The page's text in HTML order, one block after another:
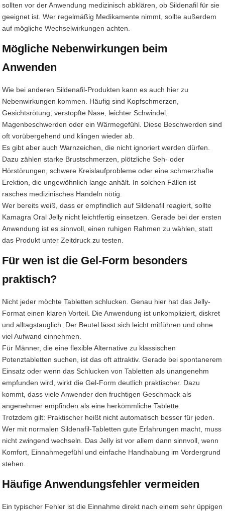
sollten vor der Anwendung medizinisch abklären, ob Sildenafil für sie
geeignet ist. Wer regelmäßig Medikamente nimmt, sollte außerdem
auf mögliche Wechselwirkungen achten.
Mögliche Nebenwirkungen beim
Anwenden
Wie bei anderen Sildenafil-Produkten kann es auch hier zu
Nebenwirkungen kommen. Häufig sind Kopfschmerzen,
Gesichtsrötung, verstopfte Nase, leichter Schwindel,
Magenbeschwerden oder ein Wärmegefühl. Diese Beschwerden sind
oft vorübergehend und klingen wieder ab.
Es gibt aber auch Warnzeichen, die nicht ignoriert werden dürfen.
Dazu zählen starke Brustschmerzen, plötzliche Seh- oder
Hörstörungen, schwere Kreislaufprobleme oder eine schmerzhafte
Erektion, die ungewöhnlich lange anhält. In solchen Fällen ist
rasches medizinisches Handeln nötig.
Wer bereits weiß, dass er empfindlich auf Sildenafil reagiert, sollte
Kamagra Oral Jelly nicht leichtfertig einsetzen. Gerade bei der ersten
Anwendung ist es sinnvoll, einen ruhigen Rahmen zu wählen, statt
das Produkt unter Zeitdruck zu testen.
Für wen ist die Gel-Form besonders
praktisch?
Nicht jeder möchte Tabletten schlucken. Genau hier hat das Jelly-
Format einen klaren Vorteil. Die Anwendung ist unkompliziert, diskret
und alltagstauglich. Der Beutel lässt sich leicht mitführen und ohne
viel Aufwand einnehmen.
Für Männer, die eine flexible Alternative zu klassischen
Potenztabletten suchen, ist das oft attraktiv. Gerade bei spontanerem
Einsatz oder wenn das Schlucken von Tabletten als unangenehm
empfunden wird, wirkt die Gel-Form deutlich praktischer. Dazu
kommt, dass viele Anwender den fruchtigen Geschmack als
angenehmer empfinden als eine herkömmliche Tablette.
Trotzdem gilt: Praktischer heißt nicht automatisch besser für jeden.
Wer mit normalen Sildenafil-Tabletten gute Erfahrungen macht, muss
nicht zwingend wechseln. Das Jelly ist vor allem dann sinnvoll, wenn
Komfort, Einnahmegefühl und einfache Handhabung im Vordergrund
stehen.
Häufige Anwendungsfehler vermeiden
Ein typischer Fehler ist die Einnahme direkt nach einem sehr üppigen